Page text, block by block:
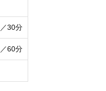
30分
60分